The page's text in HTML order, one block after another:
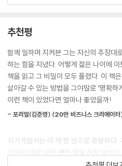
우리는 왜 목표와 계획을 세워놓고 지키
정답은 간단하다. 바로 당신 스스로를 통
않는 게 대다수의 모습이다. 컨트롤 타
해 주는 또 하나의 나를 세운다고 이해
건 억압이지만, 내가 나를 통제하면 자유
--- 「나만의 컨트롤 타워 생성하기」 중에
선 실행주의, 이는 무엇을 의미할까? 단
루기 위한 지식을 갖추려 한다. 나머지
버린다. 상위 10%의 사람들, 이들은 목
실행하는 과정에서 필요하다고 판단되
2. 그리고 그것을 이룰 구체적인 방법과 확
이 한 권으로 당신은 자기계발의 모든
밀은 없다. 책에서 알려주는 자기계발
아니라 ‘불변의 원리’이기 때문이다.
빠르게 성장하는 사람들의 놀라운 공통
이 책의 저자는 어떻게 살아야 한다고
인간관계 속에서 내가 원하는 삶을 찾도
추천평
함께 일하며 지켜본 그는 자신의 주장대
하는 힘을 지녔다. 어떻게 젊은 나이에
책을 읽고 그 비밀이 모두 풀렸다. 이 책
살아갈 수 있는 방법을 그야말로 ‘명확
이런 책이 있었다면 얼마나 좋았을까!
- 포리얼(김준영) (20만 비즈니스 크리에이
자기계발서는 이 책 한 권으로 충분하다.
기하지 마라’ 같은 뻔한 말을 하지 않는